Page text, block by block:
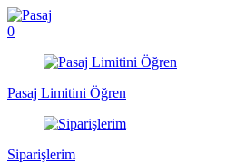
0
Pasaj Limitini Öğren
Siparişlerim